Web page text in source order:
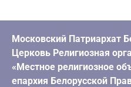
Московский Патриархат
Церковь Религиозная
«Местное религиозное
епархия Белорусской